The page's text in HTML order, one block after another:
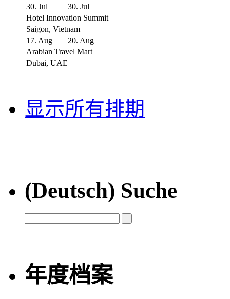
30. Jul
30. Jul
Hotel Innovation Summit
Saigon, Vietnam
17. Aug
20. Aug
Arabian Travel Mart
Dubai, UAE
显示所有排期
(Deutsch) Suche
年度档案